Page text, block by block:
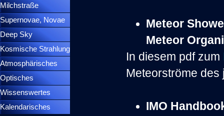
Milchstraße
Supernovae, Novae
Deep Sky
Kosmische Strahlung
Atmosphärisches
Optisches
Wissenswertes
Kalendarisches
Meteor
Meteor
In diesem pdf zum
Meteorströme
IMO